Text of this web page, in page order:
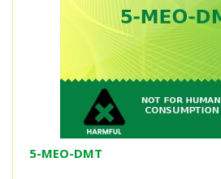
5-MEO-DMT